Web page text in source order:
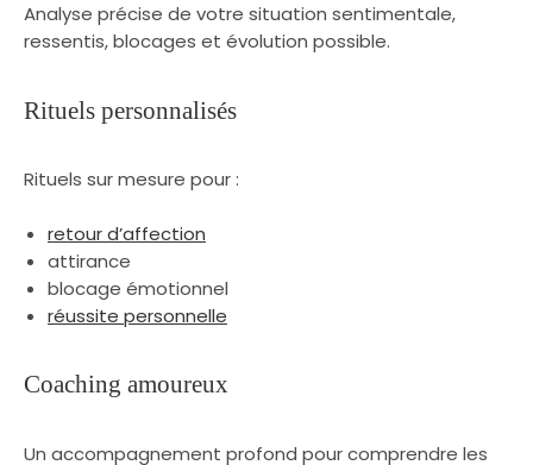
Analyse précise de votre situation sentimentale,
ressentis, blocages et évolution possible.
Rituels personnalisés
Rituels sur mesure pour :
retour d’affection
attirance
blocage émotionnel
réussite personnelle
Coaching amoureux
Un accompagnement profond pour comprendre les